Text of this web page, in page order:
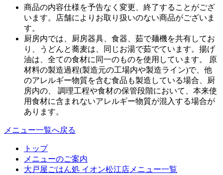
商品の内容仕様を予告なく変更、終了することがござ
います。店舗によりお取り扱いのない商品がございま
す。
厨房内では、厨房器具、食器、茹で麺機を共有してお
り、うどんと蕎麦は、同じお湯で茹でています。揚げ
油は、全ての食材に同一のものを使用しています。 原
材料の製造過程(製造元の工場内や製造ライン)で、他
のアレルギー物質を含む食品も製造している場合、厨
房内の、 調理工程や食材の保管段階において、本来使
用食材に含まれないアレルギー物質が混入する場合が
あります。
メニュー一覧へ戻る
トップ
メニューのご案内
大戸屋ごはん処 イオン松江店メニュー一覧